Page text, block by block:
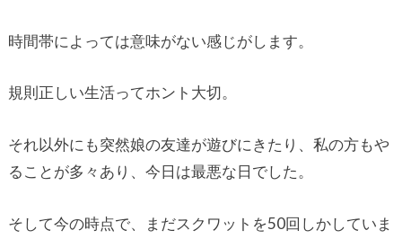
時間帯によっては意味がない感じがします。
規則正しい生活ってホント大切。
それ以外にも突然娘の友達が遊びにきたり、私の方もや
ることが多々あり、今日は最悪な日でした。
そして今の時点で、まだスクワットを50回しかしていま